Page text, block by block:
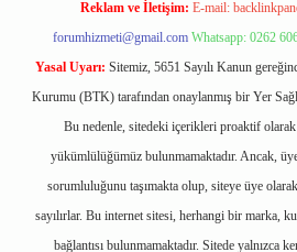
Reklam ve İletişim: E-mail:
forumhizmeti@gmail.com Whatsapp: 0262
Yasal Uyarı: Sitemiz, 5651 Sayılı Kanun
Kurumu (BTK) tarafından onaylanmış bir Yer
Bu nedenle, sitedeki içerikleri proaktif olarak
yükümlülüğümüz bulunmamaktadır. Ancak,
sorumluluğunu taşımakta olup, siteye üye
sayılırlar. Bu internet sitesi, herhangi bir marka,
bağlantısı bulunmamaktadır. Sitede yalnızca